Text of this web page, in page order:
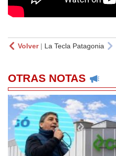
Volver| La Tecla Patagonia
OTRAS NOTAS